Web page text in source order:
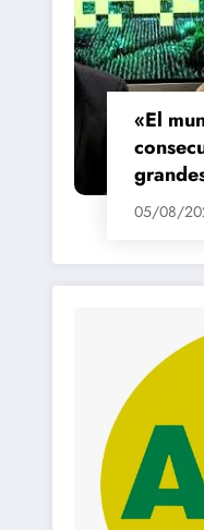
«El
05/08/